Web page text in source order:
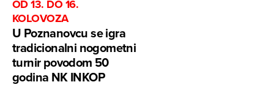
OD 13. DO 16.
KOLOVOZA
U Poznanovcu se igra
tradicionalni nogometni
turnir povodom 50
godina NK INKOP